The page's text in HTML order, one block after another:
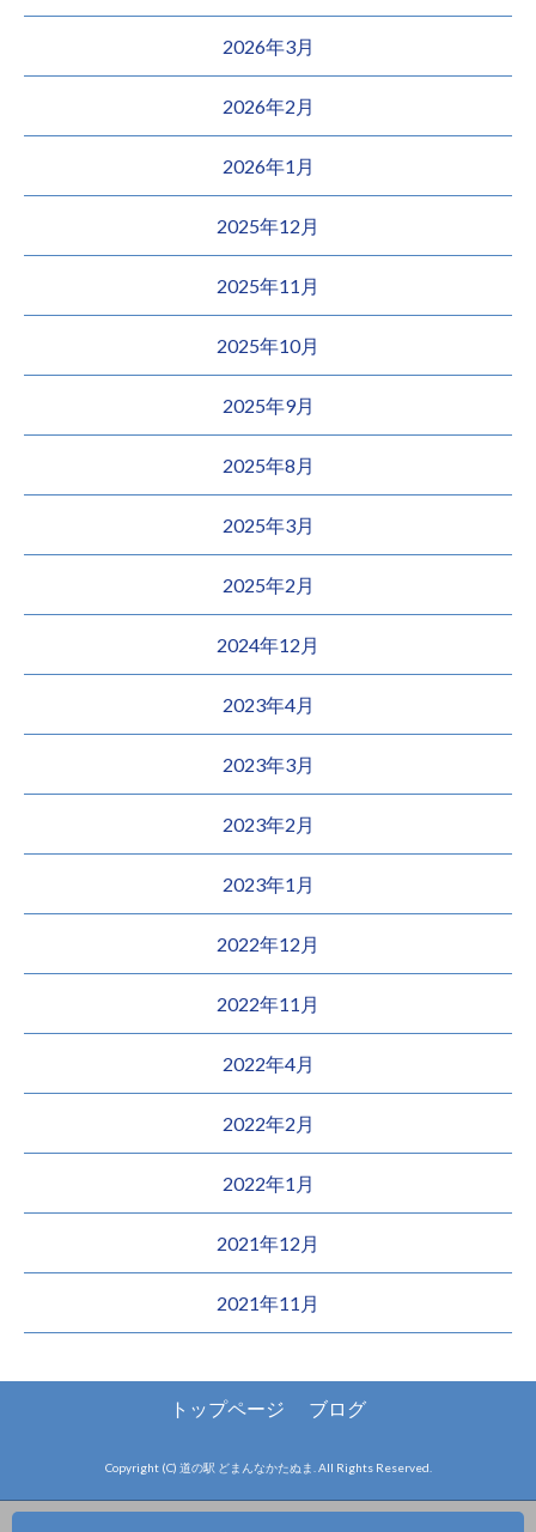
2026年3月
2026年2月
2026年1月
2025年12月
2025年11月
2025年10月
2025年9月
2025年8月
2025年3月
2025年2月
2024年12月
2023年4月
2023年3月
2023年2月
2023年1月
2022年12月
2022年11月
2022年4月
2022年2月
2022年1月
2021年12月
2021年11月
トップページ ブログ
Copyright (C) 道の駅 どまんなかたぬま. All Rights Reserved.